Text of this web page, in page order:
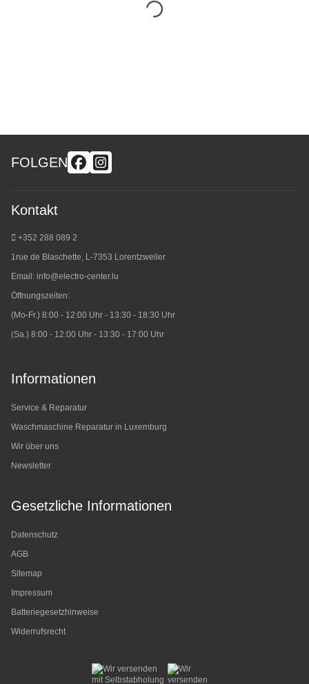
FOLGEN
Kontakt
+352 288 089 2
1rue de Blaschette, L-7353 Lorentzweiler
Email: info@electro-center.lu
Öffnungszeiten:
(Mo-Fr.) 8:00 - 12:00 Uhr - 13:30 - 18:30 Uhr
(Sa.) 8:00 - 12:00 Uhr - 13:30 - 17:00 Uhr
Informationen
Service & Reparatur
Waschmaschine Reparatur in Luxemburg
Wir über uns
Newsletter
Gesetzliche Informationen
Datenschutz
AGB
Sitemap
Impressum
Batteriegesetzhinweise
Widerrufsrecht